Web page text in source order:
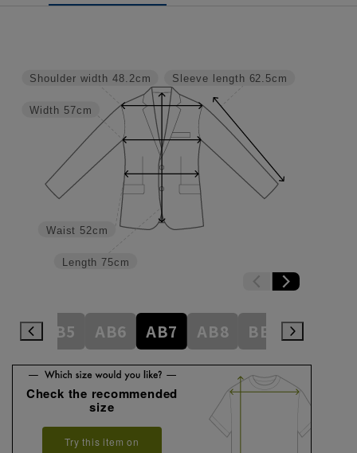
Sleeve length 62.5cm
Length 75cm
Waist 52cm
Width 57cm
Shoulder width 48.2cm
AB5 AB6 AB7 AB8 BE3 BE4
Check the recommended
size
Try this item on